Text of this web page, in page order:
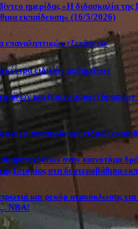
ημερίδας «Η διδασκαλία της
εκπαίδευση» (16/5/2026)
επαναληπτικών εξετάσεων
κέντρα ειδικών μαθημάτων
και (καινοτόμων) δράσεων
με αναπηρία και ειδικές
στην καινοτόμα
Ιστορίας στη δευτεροβάθμια
και ρεκόρ ανακύκλωσης για
NBA!